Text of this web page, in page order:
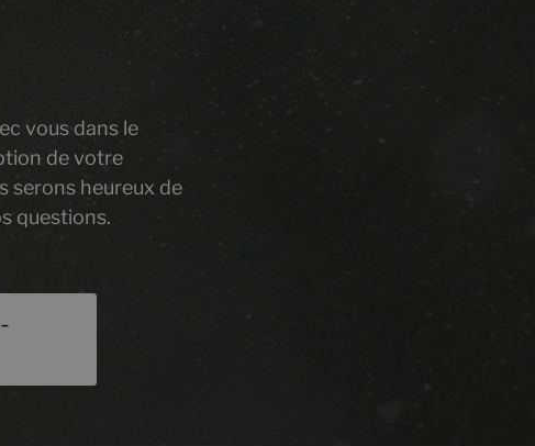
vous dans le
de votre
serons heureux de
questions.